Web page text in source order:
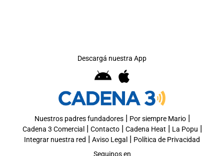
Descargá nuestra App
Nuestros padres fundadores| Por siempre Mario|
Cadena 3 Comercial | Contacto| Cadena Heat | La Popu |
Integrar nuestra red | Aviso Legal | Política de Privacidad
Seguinos en